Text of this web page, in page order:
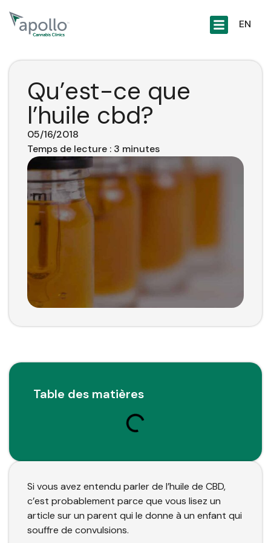
principal
EN
Qu’est-ce que
l’huile cbd?
05/16/2018
Temps de lecture : 3 minutes
Table des matières
Si vous avez entendu parler de l’huile de CBD,
c’est probablement parce que vous lisez un
article sur un parent qui le donne à un enfant qui
souffre de convulsions.